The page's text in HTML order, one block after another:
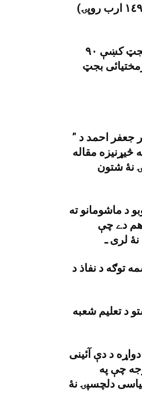
(١٥ـ٢٠١٤ء ) په مهال د تعليم د پاره ځانګړى کړے شوى فنډز (١٤٩.٥ ارب روپۍ)
ولې هغۀ ووئيل چې د حکومت له لورى ځانګړى کړے شوى دې بجټ کښې ٩٠
بجټ
جعفر احمد د ”
مقاله
نۀ شتون
د ماشومانو ته
هم دے چې
لرى ـ
توګه د نفاذ د
وروستو د تعليم شعبه
د دې آئينى
چې په
دلچسپۍ نۀ